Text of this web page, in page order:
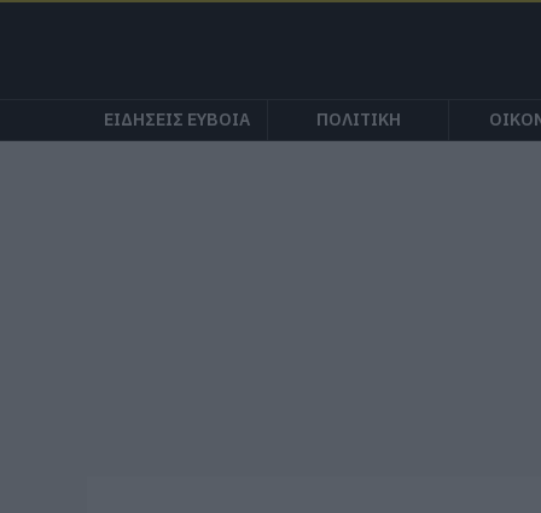
ΕΙΔΗΣΕΙΣ ΕΥΒΟΙΑ ΠΟΛΙΤΙΚΗ